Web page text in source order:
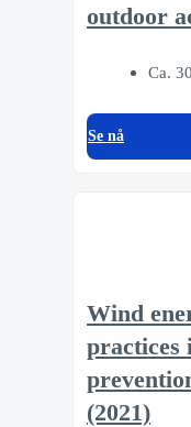
outdoor
Ca.
Se nå
Wind
practices
(2021)